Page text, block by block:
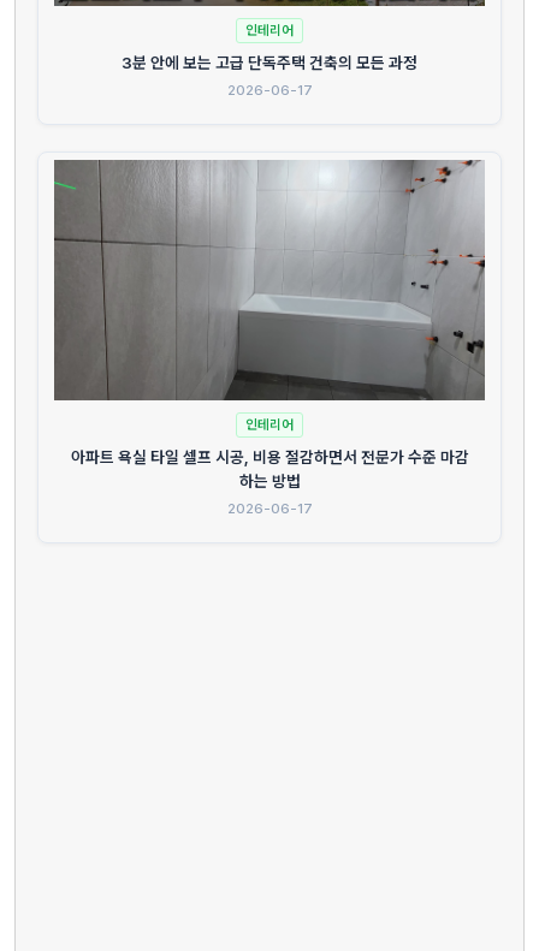
인테리어
3분 안에 보는 고급 단독주택 건축의 모든 과정
2026-06-17
인테리어
아파트 욕실 타일 셀프 시공, 비용 절감하면서 전문가 수준 마감
하는 방법
2026-06-17